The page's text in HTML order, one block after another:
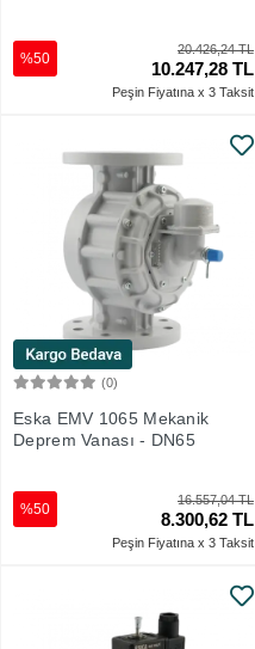
20.426,24 TL
10.247,28 TL
%50
Peşin Fiyatına x 3 Taksit
(0)
Eska EMV 1065 Mekanik
Deprem Vanası - DN65
16.557,04 TL
8.300,62 TL
%50
Peşin Fiyatına x 3 Taksit